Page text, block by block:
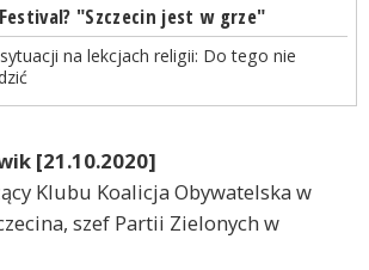
"Szczecin jest w grze"
na lekcjach religii: Do tego nie
[21.10.2020]
Klubu Koalicja Obywatelska w
szef Partii Zielonych w